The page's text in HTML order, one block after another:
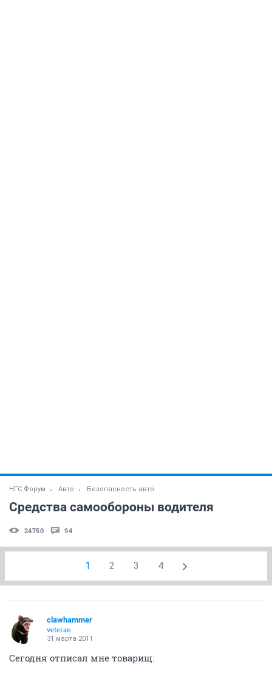
НГС.Форум Авто Безопасность авто
Средства самообороны водителя
24750 94
1 2 3 4
clawhammer
veteran
31 марта 2011
Сегодня отписал мне товарищ: